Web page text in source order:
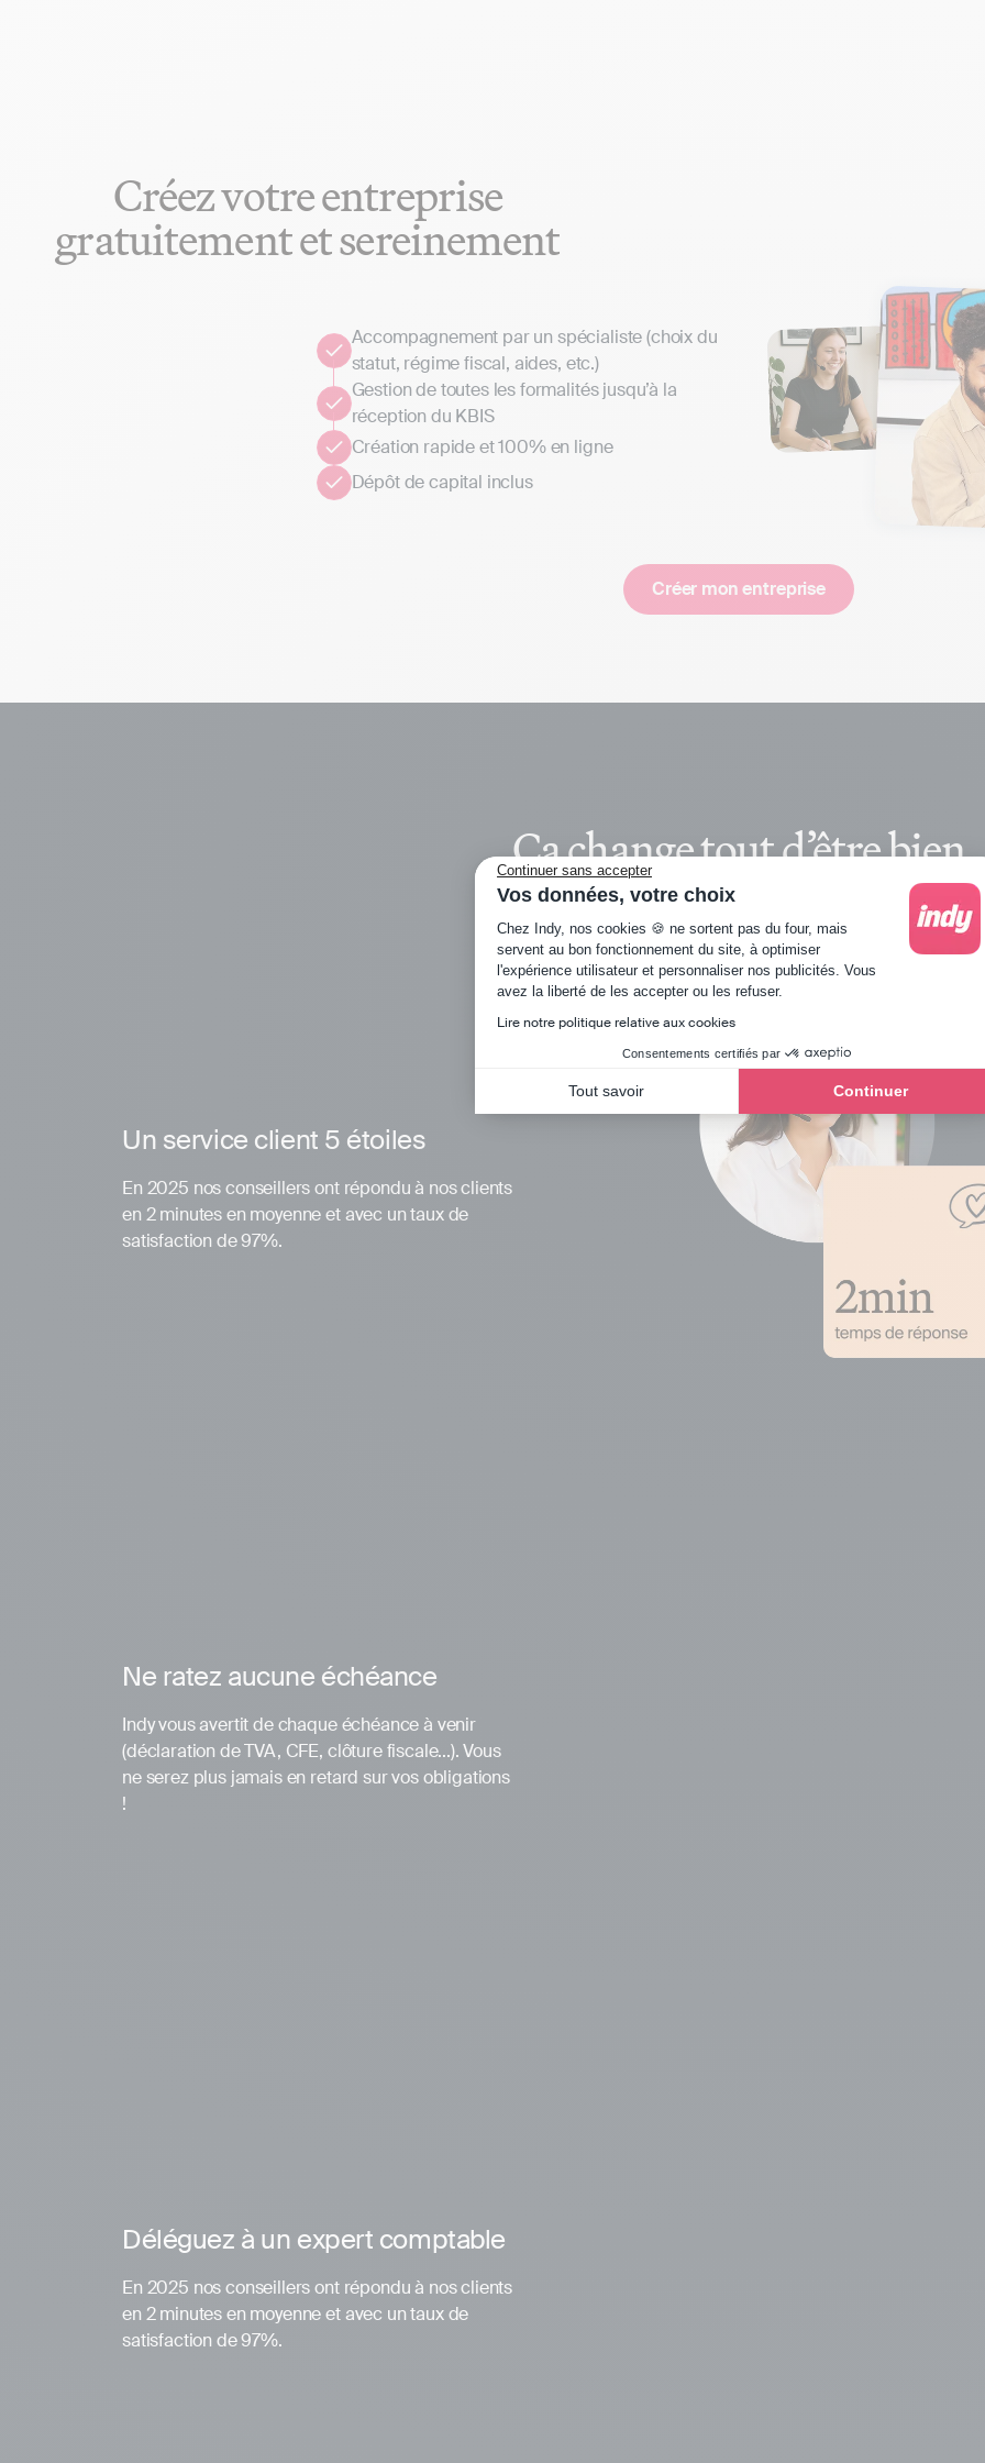
Continuer sans accepter
Vos données, votre choix
Plateforme de Gestion du Consentement :
Chez Indy, nos cookies 🍪 ne sortent pas du four, mais
servent au bon fonctionnement du site, à optimiser
l'expérience utilisateur et personnaliser nos publicités. Vous
avez la liberté de les accepter ou les refuser.
Lire notre politique relative aux cookies
Consentements certifiés par
Tout savoir Continuer
Axeptio consent
Créez votre entreprise
gratuitement et sereinement
Accompagnement par un spécialiste (choix du
statut, régime fiscal, aides, etc.)
Gestion de toutes les formalités jusqu’à la
réception du KBIS
Création rapide et 100% en ligne
Dépôt de capital inclus
Créer mon entreprise
Ça change tout d’être bien
accompagné
Un service client 5 étoiles
En 2025 nos conseillers ont répondu à nos clients
en 2 minutes en moyenne et avec un taux de
satisfaction de 97%.
Ne ratez aucune échéance
Indy vous avertit de chaque échéance à venir
(déclaration de TVA, CFE, clôture fiscale...). Vous
ne serez plus jamais en retard sur vos obligations
!
Déléguez à un expert comptable
En 2025 nos conseillers ont répondu à nos clients
en 2 minutes en moyenne et avec un taux de
satisfaction de 97%.